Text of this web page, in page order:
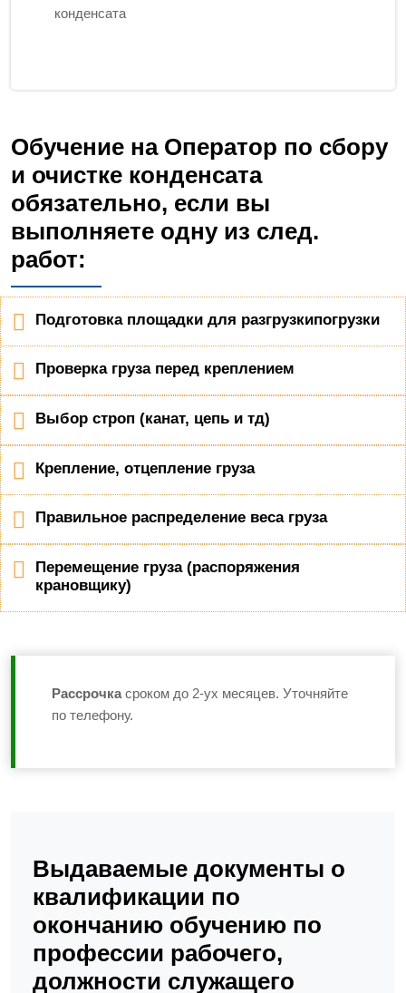
конденсата
Обучение на Оператор по сбору
и очистке конденсата
обязательно, если вы
выполняете одну из след.
работ:
Подготовка площадки для разгрузкипогрузки
Проверка груза перед креплением
Выбор строп (канат, цепь и тд)
Крепление, отцепление груза
Правильное распределение веса груза
Перемещение груза (распоряжения
крановщику)
Рассрочка сроком до 2-ух месяцев. Уточняйте
по телефону.
Выдаваемые документы о
квалификации по
окончанию обучению по
профессии рабочего,
должности служащего